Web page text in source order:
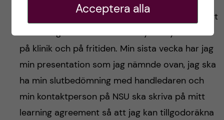
börjar imorgon men samtidigt känns det väldigt
skönt. Jag är rätt slut av alla nya intryck både
på klinik och på fritiden. Min sista vecka har jag
min presentation som jag nämnde ovan, jag ska
ha min slutbedömning med handledaren och
min kontaktperson på NSU ska skriva på mitt
learning agreement så att jag kan tillgodoräkna
Acceptera alla